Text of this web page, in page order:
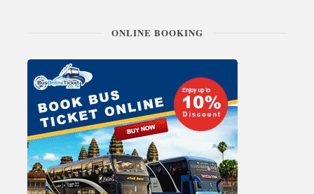
ONLINE BOOKING